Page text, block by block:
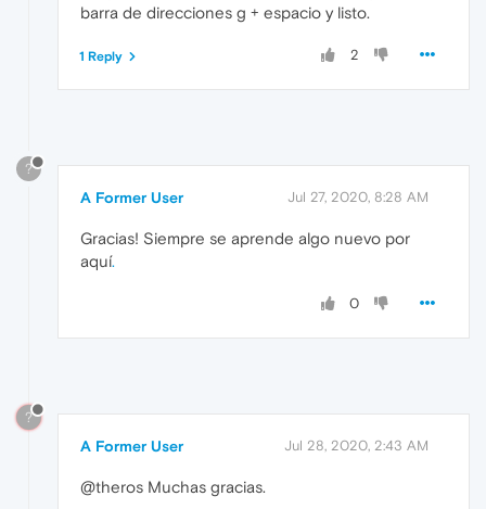
barra de direcciones g + espacio y listo.
2
1 Reply
?
A Former User Jul 27, 2020, 8:28 AM
Gracias! Siempre se aprende algo nuevo por
aquí.
0
?
A Former User Jul 28, 2020, 2:43 AM
@theros Muchas gracias.